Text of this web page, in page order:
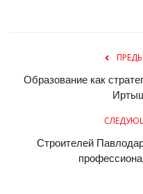
Образование как
Строителей